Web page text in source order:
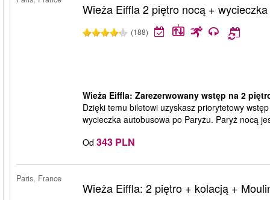
Wieża Eiffla 2 piętro nocą +
(188)
Wieża Eiffla: Zarezerwowany wstęp na 2
Dzięki temu biletowi uzyskasz priorytetowy
wycieczka autobusowa po Paryżu. Paryż nocą
Od 343 PLN
Paris, France
Wieża Eiffla: 2 piętro + kolacją +